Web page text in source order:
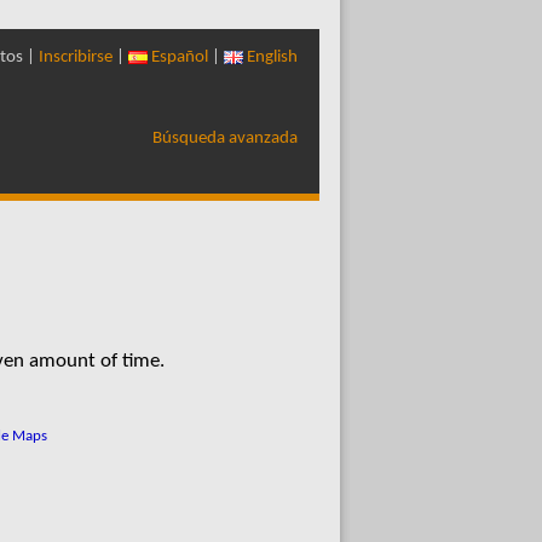
| Inscribirse Español English
Búsqueda avanzada
amount of time.